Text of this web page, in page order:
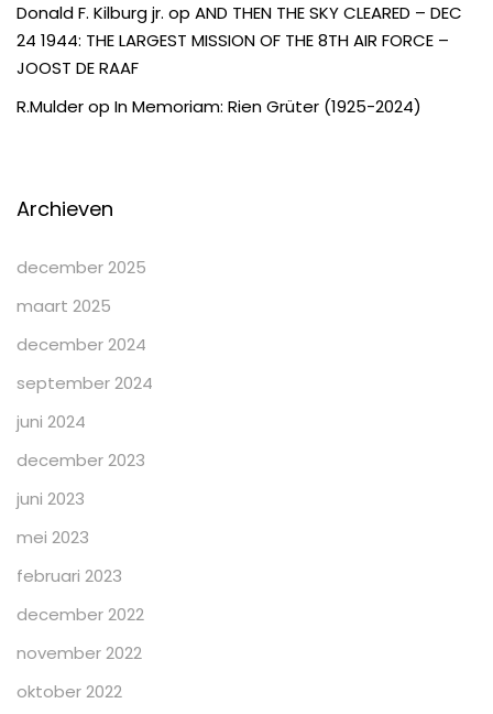
Donald F. Kilburg jr. op AND THEN THE SKY CLEARED – DEC
24 1944: THE LARGEST MISSION OF THE 8TH AIR FORCE –
JOOST DE RAAF
R.Mulderop In Memoriam: Rien Grüter (1925-2024)
Archieven
december 2025
maart 2025
december 2024
september 2024
juni 2024
december 2023
juni 2023
mei 2023
februari 2023
december 2022
november 2022
oktober 2022